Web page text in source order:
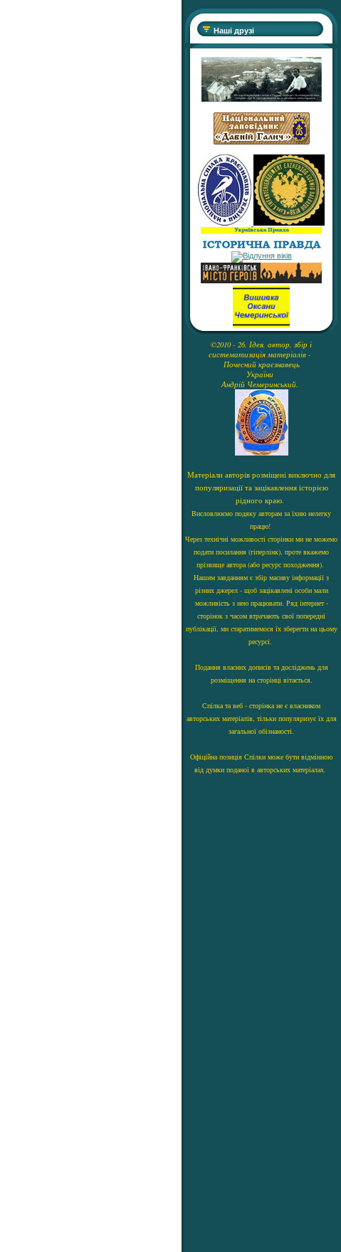
Наші друзі
©2010 - 26. Ідея, автор, збір і
систематизація матеріалів -
Почесний краєзнавець
України
Андрій Чемеринський.
Матеріали авторів розміщені виключно для
популяризації та зацікавлення історією
рідного краю.
Висловлюємо подяку авторам за їхню нелегку
працю!
Через технічні можливості сторінки ми не можемо
подати посилання (гіперлінк), проте вкажемо
прізвище автора (або ресурс походження).
Нашим завданням є збір масиву інформації з
різних джерел - щоб зацікавлені особи мали
можливість з нею працювати. Ряд інтернет -
сторінок з часом втрачають свої попередні
публікації, ми старатимемося їх зберегти на цьому
ресурсі.
Подання власних дописів та досліджень для
розміщення на сторінці вітається.
Спілка та веб - сторінка не є власником
авторських матеріалів, тільки популяризує їх для
загальної обізнаності.
Офіційна позиція Спілки може бути відмінною
від думки поданої в авторських матеріалах.